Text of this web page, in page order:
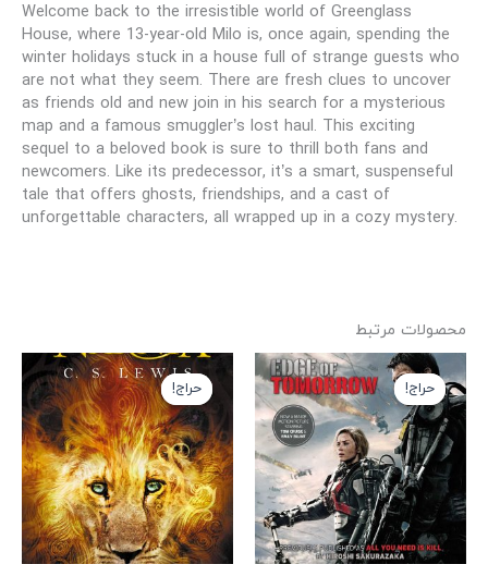
Welcome back to the irresistible world of Greenglass
House, where 13-year-old Milo is, once again, spending the
winter holidays stuck in a house full of strange guests who
are not what they seem. There are fresh clues to uncover
as friends old and new join in his search for a mysterious
map and a famous smuggler’s lost haul. This exciting
sequel to a beloved book is sure to thrill both fans and
newcomers. Like its predecessor, it’s a smart, suspenseful
tale that offers ghosts, friendships, and a cast of
unforgettable characters, all wrapped up in a cozy mystery.
محصولات مرتبط
حراج!
حراج!
قیمت
اصلی
199,000 تومان
بود.
قیمت
فعلی
139,000 تومان
است.
حراج!
حراج!
قیمت
اصلی
199,000 تومان
بود.
قیمت
فعلی
149,000 تومان
است.